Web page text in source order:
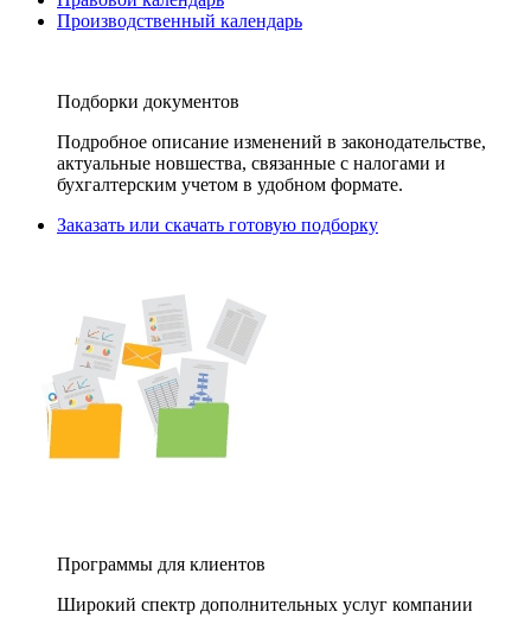
Производственный календарь
Подборки документов
Подробное описание изменений в законодательстве,
актуальные новшества, связанные с налогами и
бухгалтерским учетом в удобном формате.
Заказать или скачать готовую подборку
Программы для клиентов
Широкий спектр дополнительных услуг компании